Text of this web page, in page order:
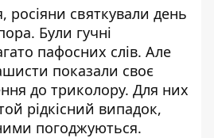
росіяни святкували день
Були гучні
пафосних слів. Але
показали своє
до триколору. Для них
рідкісний випадок,
погоджуються.